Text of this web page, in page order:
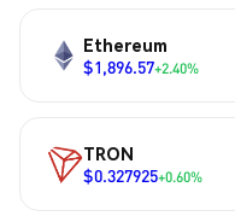
Ethereum
$1,896.57+2.40%
TRON
$0.327925+0.60%